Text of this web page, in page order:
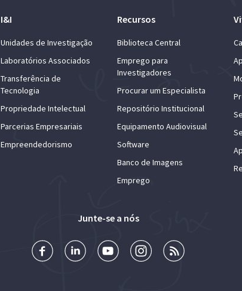
I&I
Unidades de Investigação
Laboratórios Associados
Transferência de
Tecnologia
Propriedade Intelectual
Parcerias Empresariais
Empreendedorismo
Recursos
Biblioteca Central
Emprego para
Investigadores
Procurar um Especialista
Repositório Institucional
Equipamento Audiovisual
Software
Banco de Imagens
Emprego
Junte-se a nós